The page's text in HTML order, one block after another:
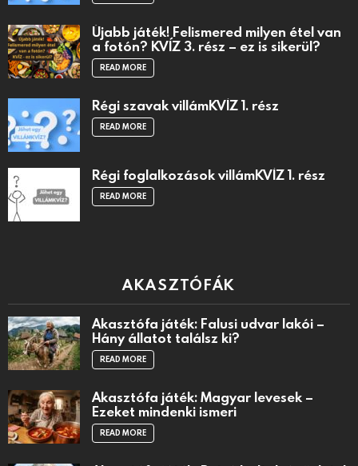
Újabb játék! Felismered milyen étel van
a fotón? KVÍZ 3. rész – ez is sikerül?
READ MORE
Régi szavak villámKVÍZ 1. rész
READ MORE
Régi foglalkozások villámKVÍZ 1. rész
READ MORE
AKASZTÓFÁK
Akasztófa játék: Falusi udvar lakói –
Hány állatot találsz ki?
READ MORE
Akasztófa játék: Magyar levesek –
Ezeket mindenki ismeri
READ MORE